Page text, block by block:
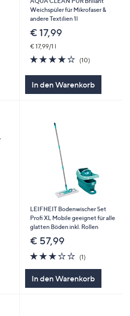
Weichspüler für Mikrofaser &
andere Textilien 1l
€ 17,99
€ 17,99/1 l
4.2
von
5
(10)10
In den Warenkorb
LEIFHEIT Bodenwischer Set
Profi XL Mobile geeignet für alle
glatten Böden inkl. Rollen
€ 57,99
3.0
von
(1)1
In den Warenkorb